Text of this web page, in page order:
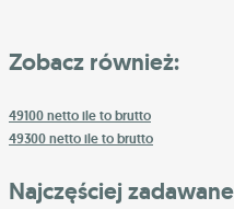
Zobacz również:
49100 netto ile to brutto
49300 netto ile to brutto
Najczęściej